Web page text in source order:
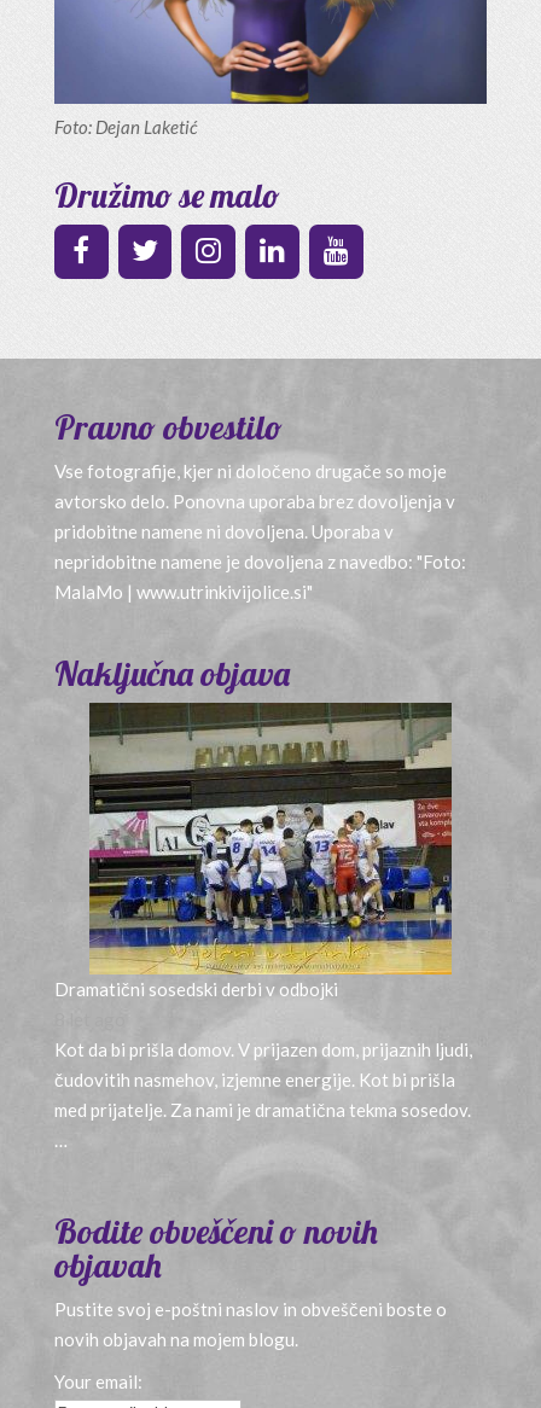
Foto: Dejan Laketić
Družimo se malo
Pravno obvestilo
Vse fotografije, kjer ni določeno drugače so moje
avtorsko delo. Ponovna uporaba brez dovoljenja v
pridobitne namene ni dovoljena. Uporaba v
nepridobitne namene je dovoljena z navedbo: "Foto:
MalaMo | www.utrinkivijolice.si"
Naključna objava
Dramatični sosedski derbi v odbojki
Kot da bi prišla domov. V prijazen dom, prijaznih ljudi,
čudovitih nasmehov, izjemne energije. Kot bi prišla
med prijatelje. Za nami je dramatična tekma sosedov.
…
Bodite obveščeni o novih
objavah
Pustite svoj e-poštni naslov in obveščeni boste o
novih objavah na mojem blogu.
Your email: